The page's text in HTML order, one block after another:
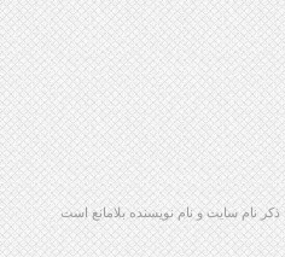
نام سایت و نام نویسنده بلامانع است